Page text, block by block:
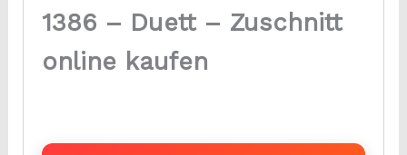
1386 – Duett – Zuschnitt
online kaufen